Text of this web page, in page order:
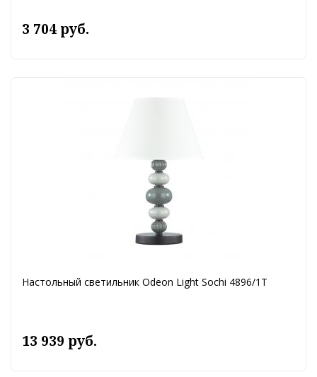
3 704 руб.
Настольный светильник Odeon Light Sochi 4896/1T
13 939 руб.